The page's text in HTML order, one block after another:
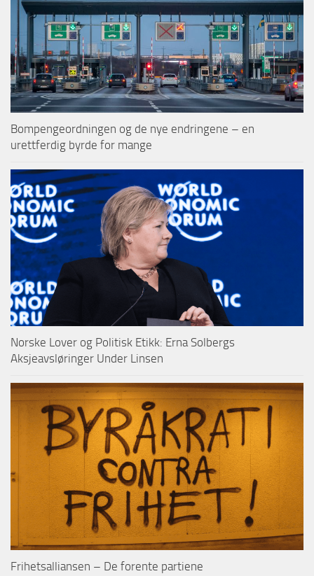
Bompengeordningen og de nye endringene – en
urettferdig byrde for mange
Norske Lover og Politisk Etikk: Erna Solbergs
Aksjeavsløringer Under Linsen
Frihetsalliansen – De forente partiene